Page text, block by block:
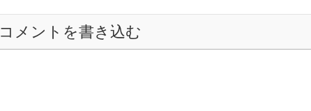
コメントを書き込む